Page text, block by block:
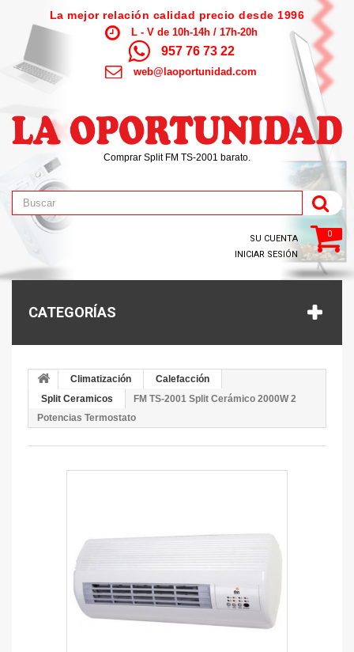
La mejor relación calidad precio desde 1996
L - V de 10h-14h / 17h-20h
957 76 73 22
web@laoportunidad.com
Comprar Split FM TS-2001 barato.
0
SU CUENTA
INICIAR SESIÓN
CATEGORÍAS
Climatización
Calefacción
Split Ceramicos
FM TS-2001 Split Cerámico 2000W 2
Potencias Termostato